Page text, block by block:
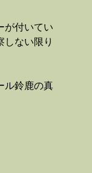
が付いてい
しない限り
ル鈴鹿の真